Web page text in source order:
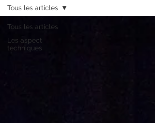
Tous les articles
Les aspect
techniques
Tous les articles